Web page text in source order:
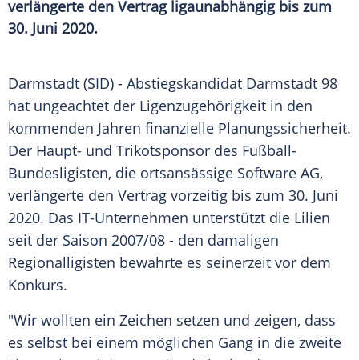
verlängerte den Vertrag ligaunabhängig bis zum
30. Juni 2020.
Darmstadt (SID) - Abstiegskandidat Darmstadt 98
hat ungeachtet der Ligenzugehörigkeit in den
kommenden Jahren finanzielle Planungssicherheit.
Der Haupt- und Trikotsponsor des Fußball-
Bundesligisten, die ortsansässige Software AG,
verlängerte den Vertrag vorzeitig bis zum 30. Juni
2020. Das IT-Unternehmen unterstützt die Lilien
seit der Saison 2007/08 - den damaligen
Regionalligisten bewahrte es seinerzeit vor dem
Konkurs.
"Wir wollten ein Zeichen setzen und zeigen, dass
es selbst bei einem möglichen Gang in die zweite